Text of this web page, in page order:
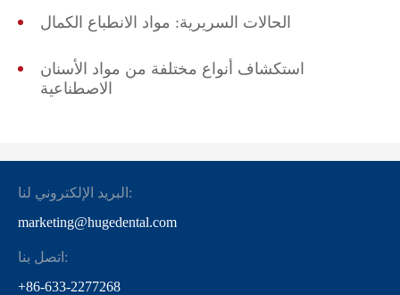
الحالات السريرية: مواد الانطباع الكمال
استكشاف أنواع مختلفة من مواد الأسنان
الاصطناعية
البريد الإلكتروني لنا:
marketing@hugedental.com
اتصل بنا:
+86-633-2277268